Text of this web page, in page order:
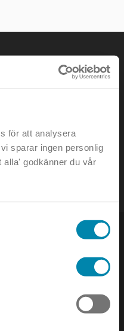
för att analysera
sparar ingen personlig
alla' godkänner du vår